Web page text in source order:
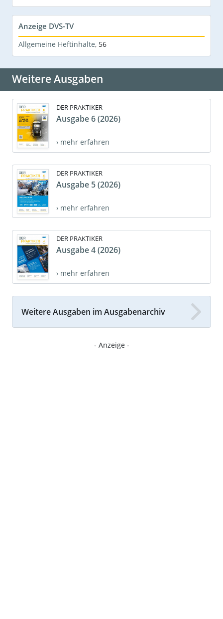
Anzeige DVS-TV
Allgemeine Heftinhalte, 56
Weitere Ausgaben
DER PRAKTIKER
Ausgabe 6 (2026)
› mehr erfahren
DER PRAKTIKER
Ausgabe 5 (2026)
› mehr erfahren
DER PRAKTIKER
Ausgabe 4 (2026)
› mehr erfahren
Weitere Ausgaben im Ausgabenarchiv
- Anzeige -